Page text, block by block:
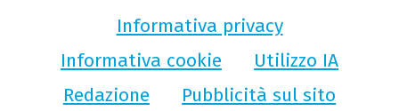
Informativa privacy
Informativa cookie
Utilizzo IA
Redazione
Pubblicità sul sito